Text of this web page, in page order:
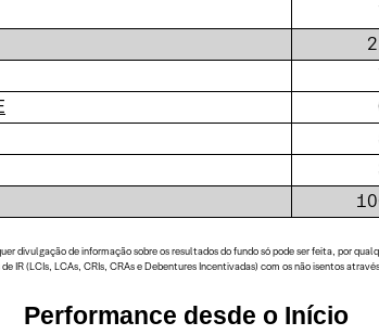
divulgação de informação sobre os resultados do fundo só pode ser feita, por
(LCIs, LCAs, CRIs, CRAs e Debentures Incentivadas) com os não isentos
Performance desde o Início